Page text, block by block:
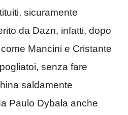
sicuramente
da Dazn, infatti, dopo
Mancini e Cristante
senza fare
saldamente
Paulo Dybala anche